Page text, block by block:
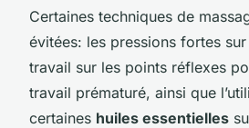
Certaines techniques de
évitées: les pressions fortes sur
travail sur les points réflexes
travail prématuré, ainsi que
certaines huiles essentielles